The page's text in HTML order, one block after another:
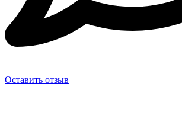
Оставить отзыв